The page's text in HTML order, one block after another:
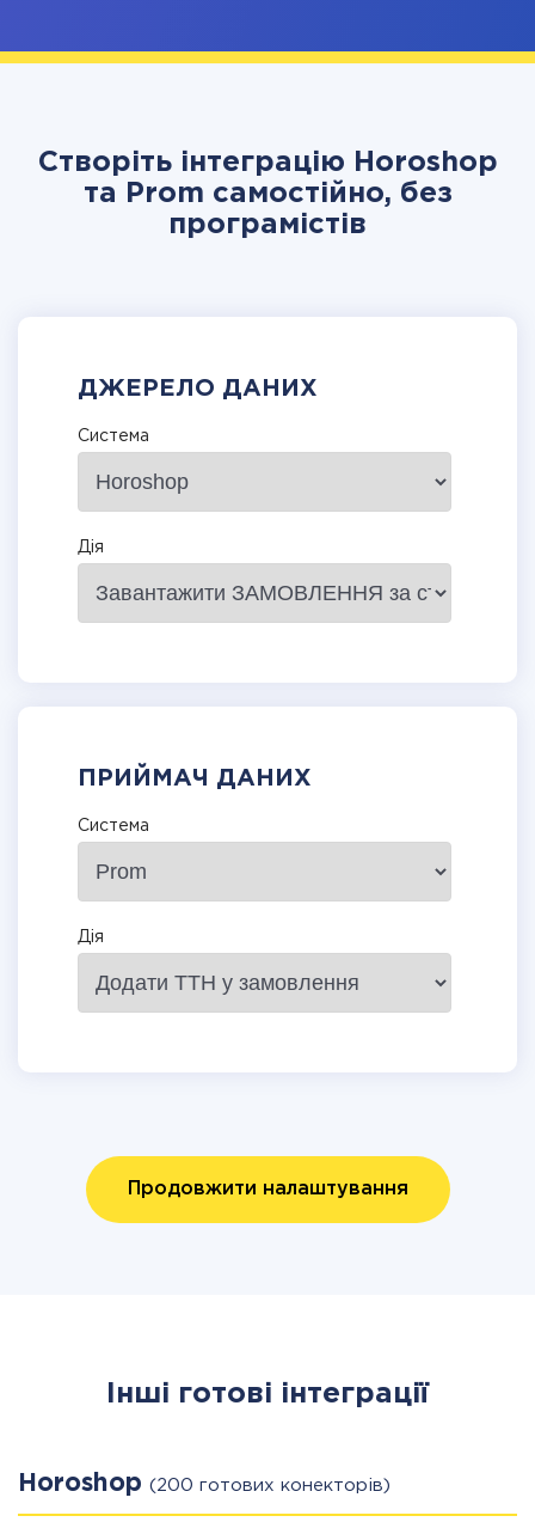
Створіть інтеграцію Horoshop
та Prom самостійно, без
програмістів
ДЖЕРЕЛО ДАНИХ
Система
Дія
ПРИЙМАЧ ДАНИХ
Система
Дія
Продовжити налаштування
Інші готові інтеграції
Horoshop (200 готових конекторів)